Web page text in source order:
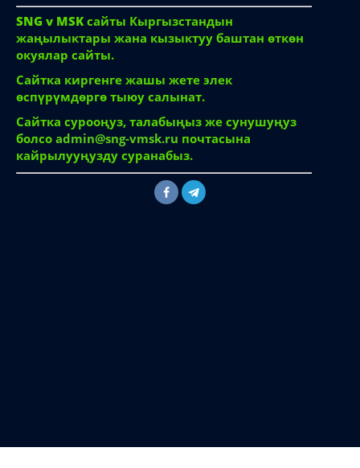
SNG v MSK сайты Кыргызстандын
жаңылыктары жана кызыктуу баштан өткөн
окуялар сайты.
Сайтка киргенге жашы жете элек
өспүрүмдөргө тыюу салынат.
Сайтка сурооңуз, талабыңыз же сунушуңуз
болсо admin@sng-vmsk.ru почтасына
кайрылууңузду суранабыз.